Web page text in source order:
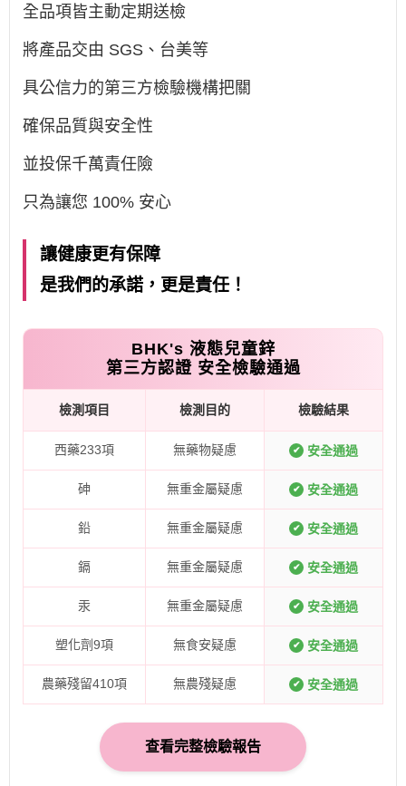
全品項皆主動定期送檢
將產品交由 SGS、台美等
具公信力的第三方檢驗機構把關
確保品質與安全性
並投保千萬責任險
只為讓您 100% 安心
讓健康更有保障
是我們的承諾，更是責任！
BHK's 液態兒童鋅
第三方認證 安全檢驗通過
檢測項目 檢測目的 檢驗結果
西藥233項 無藥物疑慮 ✔ 安全通過
砷 無重金屬疑慮 ✔ 安全通過
鉛 無重金屬疑慮 ✔ 安全通過
鎘 無重金屬疑慮 ✔ 安全通過
汞 無重金屬疑慮 ✔ 安全通過
塑化劑9項 無食安疑慮 ✔ 安全通過
農藥殘留410項 無農殘疑慮 ✔ 安全通過
查看完整檢驗報告